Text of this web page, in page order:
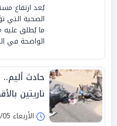
يُعد ارتفاع
الصحية التي
ما يُطلق عليه
الواضحة في
حادث
ناريتين
الأربعاء 05/نوفمبر/2025 - 12:25 م